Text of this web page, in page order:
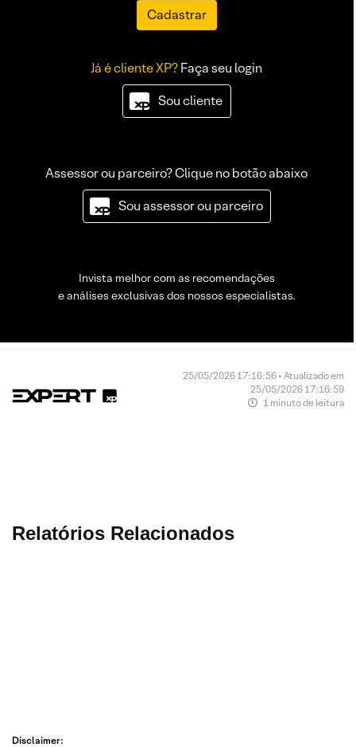
Cadastrar
Já é cliente XP?Faça seu login
Sou cliente
Assessor ou parceiro? Clique no botão abaixo
Sou assessor ou parceiro
Invista melhor com as recomendações
e análises exclusivas dos nossos especialistas.
25/05/2026 17:16:56 • Atualizado em
25/05/2026 17:16:59
1 minuto de leitura
Relatórios Relacionados
Disclaimer: